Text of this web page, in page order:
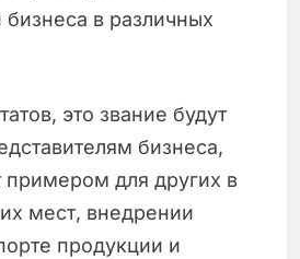
бизнеса в различных
это звание будут
бизнеса,
примером для других в
мест, внедрении
продукции и